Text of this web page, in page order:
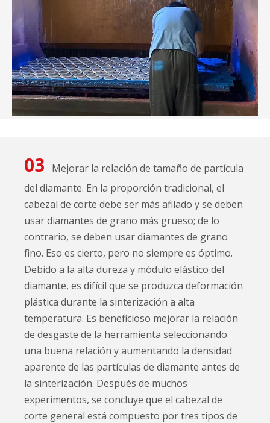
03
Mejorar la relación de tamaño de partícula
del diamante. En la proporción tradicional, el
cabezal de corte debe ser más afilado y se deben
usar diamantes de grano más grueso; de lo
contrario, se deben usar diamantes de grano
fino. Eso es cierto, pero no siempre es óptimo.
Debido a la alta dureza y módulo elástico del
diamante, es difícil que se produzca deformación
plástica durante la sinterización a alta
temperatura. Es beneficioso mejorar la relación
de desgaste de la herramienta seleccionando
una buena relación y aumentando la densidad
aparente de las partículas de diamante antes de
la sinterización. Después de muchos
experimentos, se concluye que el cabezal de
corte general está compuesto por tres tipos de